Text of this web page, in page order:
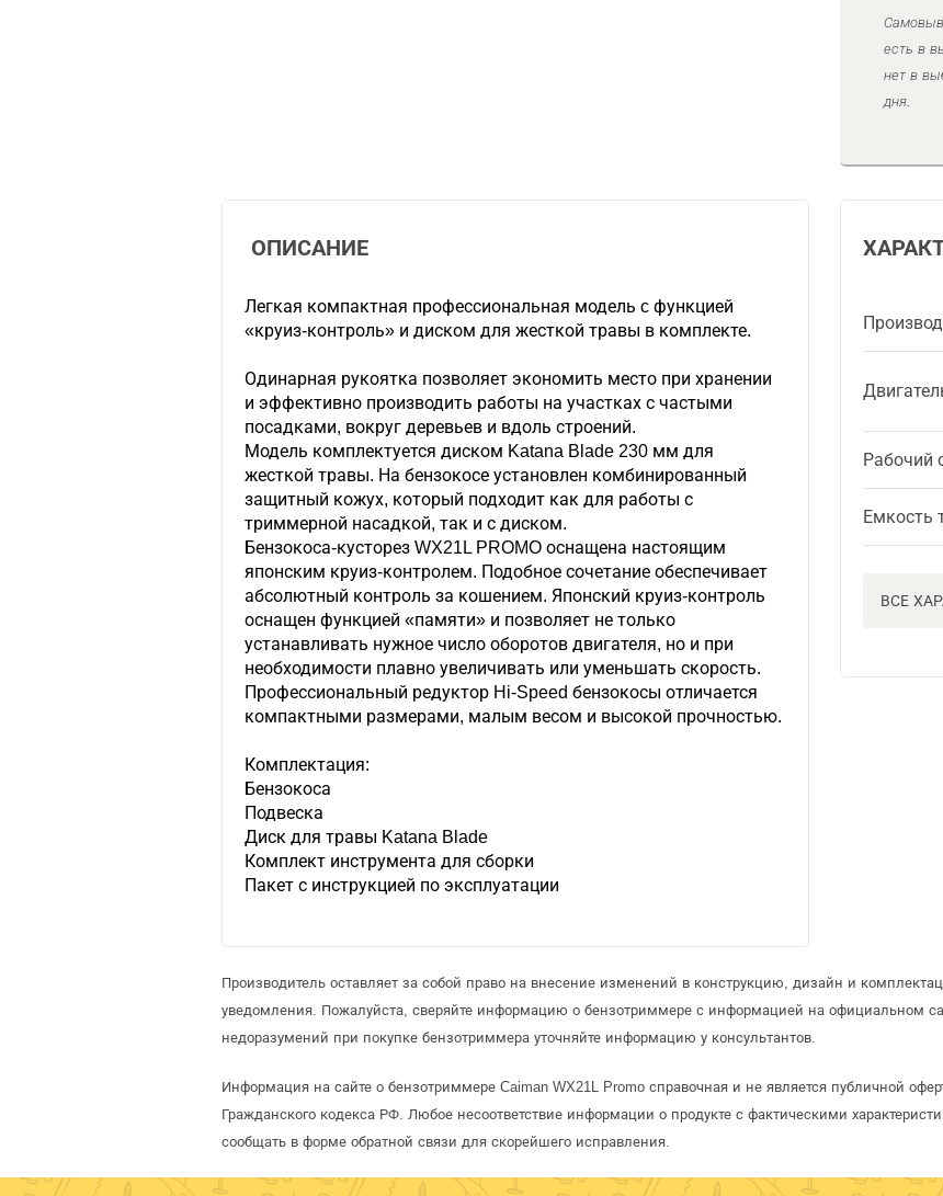
есть в
нет в
дня.
Рабочий
Емкость
ВСЕ
ОПИСАНИЕ
Легкая компактная профессиональная модель c функцией
«круиз-контроль» и диском для жесткой травы в комплекте.
Одинарная рукоятка позволяет экономить место при хранении
и эффективно производить работы на участках с частыми
посадками, вокруг деревьев и вдоль строений.
Модель комплектуется диском Katana Blade 230 мм для
жесткой травы. На бензокосе установлен комбинированный
защитный кожух, который подходит как для работы с
триммерной насадкой, так и с диском.
Бензокоса-кусторез WX21L PROMO оснащена настоящим
японским круиз-контролем. Подобное сочетание обеспечивает
абсолютный контроль за кошением. Японский круиз-контроль
оснащен функцией «памяти» и позволяет не только
устанавливать нужное число оборотов двигателя, но и при
необходимости плавно увеличивать или уменьшать скорость.
Профессиональный редуктор Hi-Speed бензокосы отличается
компактными размерами, малым весом и высокой прочностью.
Комплектация:
Бензокоса
Подвеска
Диск для травы Katana Blade
Комплект инструмента для сборки
Пакет с инструкцией по эксплуатации
Производитель оставляет за собой право на внесение изменений в конструкцию, дизайн и
уведомления. Пожалуйста, сверяйте информацию о бензотриммере с информацией на официальном
недоразумений при покупке бензотриммера уточняйте информацию у консультантов.
Информация на сайте о бензотриммере Caiman WX21L Promo справочная и не является публичной
Гражданского кодекса РФ. Любое несоответствие информации о продукте с фактическими
сообщать в форме обратной связи для скорейшего исправления.